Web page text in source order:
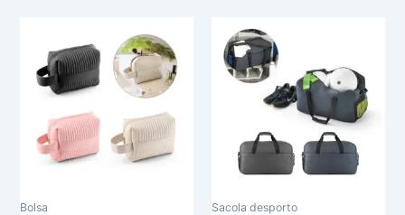
Bolsa Sacola desporto